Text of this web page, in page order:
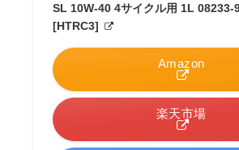
SL 10W-40 4サイクル用 1L 08233-
[HTRC3]
Amazon
楽天市場